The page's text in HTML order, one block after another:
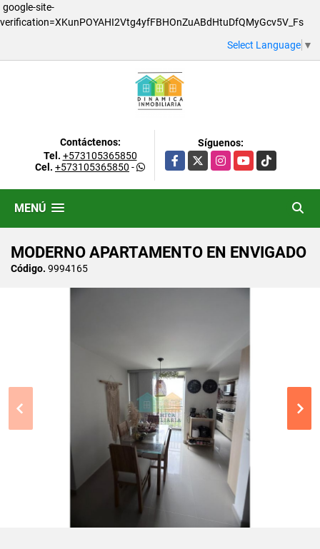
google-site-
verification=XKunPOYAHI2Vtg4yfFBHOnZuABdHtuDfQMyGcv5V_Fs
Select Language ▼
Contáctenos:
Tel. +573105365850
Cel. +573105365850 -
Síguenos:
Facebook
X InstagramYouTubeTikTok
MENÚ
MODERNO APARTAMENTO EN ENVIGADO
Código. 9994165